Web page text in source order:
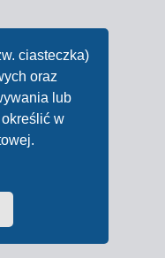
ciasteczka)
oraz
lub
w